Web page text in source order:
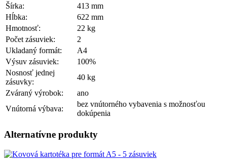
Šírka:
413 mm
Hĺbka:
622 mm
Hmotnosť:
22 kg
Počet zásuviek:
2
Ukladaný formát:
A4
Výsuv zásuviek:
100%
Nosnosť jednej
zásuvky:
40 kg
Zváraný výrobok:
ano
Vnútorná výbava:
bez vnútorného vybavenia s možnosťou
dokúpenia
Alternatívne produkty
Obrázok